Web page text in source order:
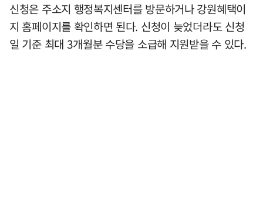
신청은 주소지 행정복지센터를 방문하거나 강원혜택이
지 홈페이지를 확인하면 된다. 신청이 늦었더라도 신청
일 기준 최대 3개월분 수당을 소급해 지원받을 수 있다.